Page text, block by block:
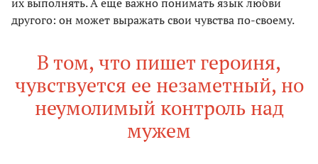
другого: он может выражать свои чувства по-своему.
В том, что пишет героиня,
чувствуется ее незаметный, но
неумолимый контроль над
мужем